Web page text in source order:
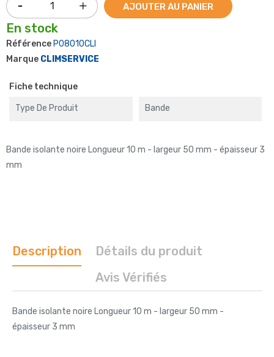
AJOUTER AU PANIER
En stock
Référence P08010CLI
Marque CLIMSERVICE
Fiche technique
Type De Produit Bande
Bande isolante noire Longueur 10 m - largeur 50 mm - épaisseur 3
mm
Description
Détails du produit
Avis Vérifiés
Bande isolante noire Longueur 10 m - largeur 50 mm -
épaisseur 3 mm